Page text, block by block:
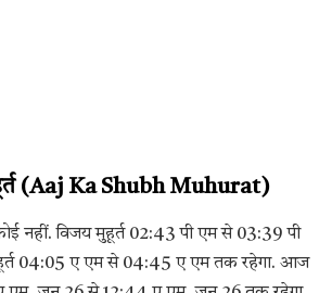
(Aaj Ka Shubh Muhurat)
नहीं. विजय मुहूर्त 02:43 पी एम से 03:39 पी
04:05 ए एम से 04:45 ए एम तक रहेगा. आज